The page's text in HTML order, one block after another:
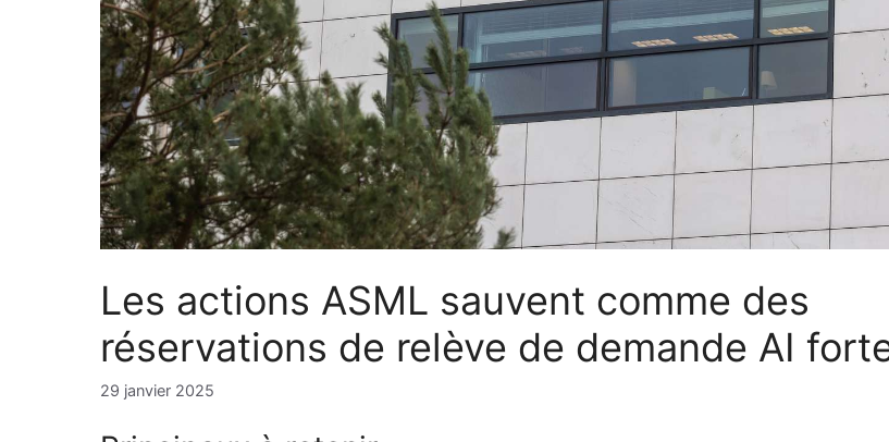
Les actions ASML sauvent comme des
réservations de relève de demande AI
29 janvier 2025